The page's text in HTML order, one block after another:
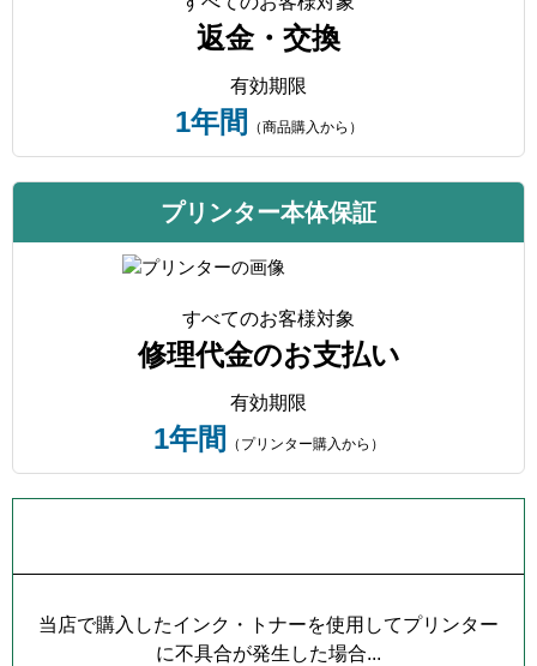
返金・交換
有効期限
1年間 （商品購入から）
プリンター本体保証
すべてのお客様対象
修理代金のお支払い
有効期限
1年間 （プリンター購入から）
当店で購入したインク・トナーを使用してプリンター
に不具合が発生した場合...